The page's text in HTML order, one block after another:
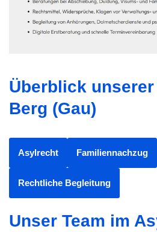
Überblick
Berg (Gau)
Asylrecht Familiennachzug
Rechtliche Begleitung
Unser Team im